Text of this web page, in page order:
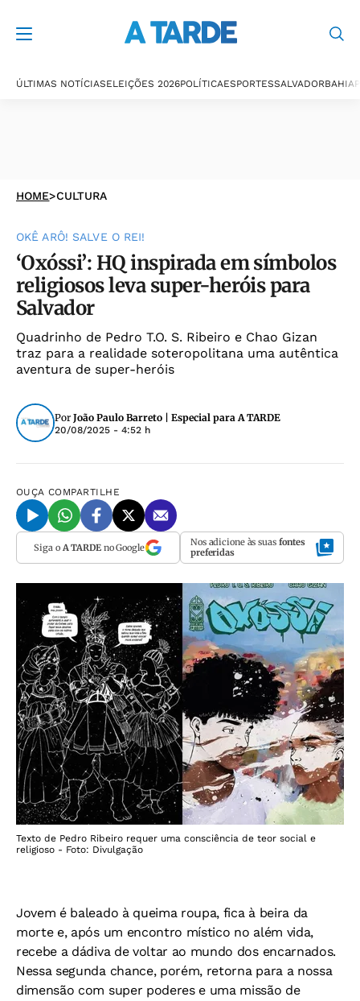
ÚLTIMAS NOTÍCIASELEIÇÕES 2026POLÍTICAESPORTESSALVADORBAHIA
HOME>CULTURA
OKÊ ARÔ! SALVE O REI!
‘Oxóssi’: HQ inspirada em símbolos
religiosos leva super-heróis para
Salvador
Quadrinho de Pedro T.O. S. Ribeiro e Chao Gizan
traz para a realidade soteropolitana uma autêntica
aventura de super-heróis
Por João Paulo Barreto | Especial para A TARDE
20/08/2025 - 4:52 h
OUÇA COMPARTILHE
Siga o A TARDEno Google Nos adicione às suas fontes
preferidas
Texto de Pedro Ribeiro requer uma consciência de teor social e
religioso - Foto: Divulgação
Jovem é baleado à queima roupa, fica à beira da
morte e, após um encontro místico no além vida,
recebe a dádiva de voltar ao mundo dos encarnados.
Nessa segunda chance, porém, retorna para a nossa
dimensão com super poderes e uma missão de